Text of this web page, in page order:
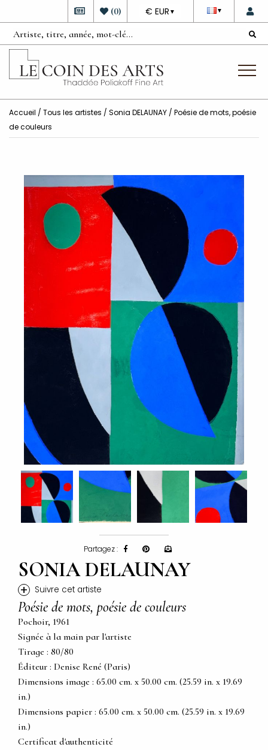
▼
DEVISE
€ EUR ▼
(0)
Accueil / Tous les artistes / Sonia DELAUNAY / Poésie de mots, poésie
de couleurs
Partagez :
SONIA DELAUNAY
+ Suivre cet artiste
Poésie de mots, poésie de couleurs
Pochoir, 1961
Signée à la main par l'artiste
Tirage : 80/80
Éditeur : Denise René (Paris)
Dimensions image : 65.00 cm. x 50.00 cm. (25.59 in. x 19.69
in.)
Dimensions papier : 65.00 cm. x 50.00 cm. (25.59 in. x 19.69
in.)
Certificat d'authenticité